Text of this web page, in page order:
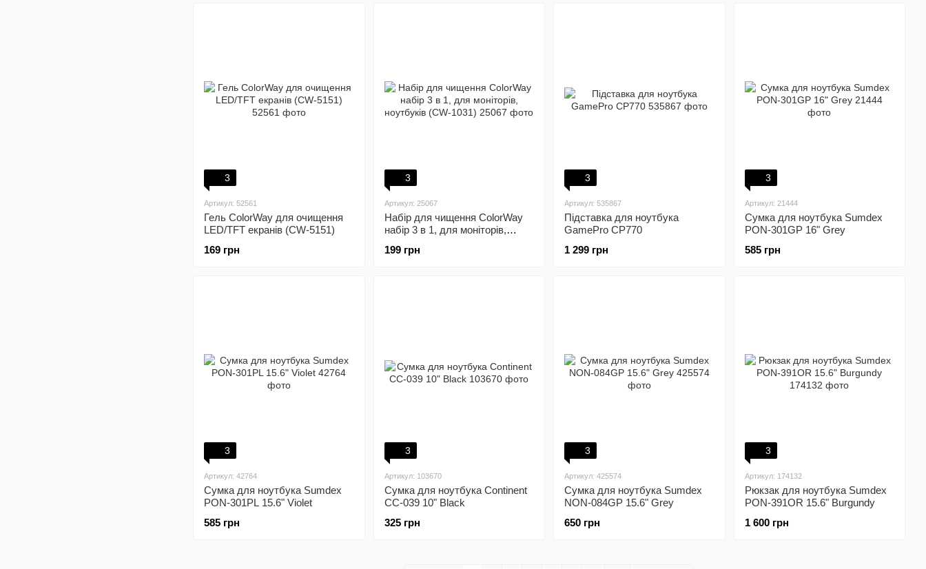
3
Артикул: 52561
Гель ColorWay для очищення
LED/TFT екранів (CW-5151)
169 грн
3
Артикул: 25067
Набір для чищення ColorWay
набір 3 в 1, для моніторів,
199 грн
3
Артикул: 535867
Підставка для ноутбука
GamePro CP770
1 299 грн
3
Артикул: 21444
Сумка для ноутбука Sumdex
PON-301GP 16" Grey
585 грн
3
Артикул: 42764
Сумка для ноутбука Sumdex
PON-301PL 15.6" Violet
585 грн
3
Артикул: 103670
Сумка для ноутбука Continent
CC-039 10" Black
325 грн
3
Артикул: 425574
Сумка для ноутбука Sumdex
NON-084GP 15.6" Grey
650 грн
3
Артикул: 174132
Рюкзак для ноутбука Sumdex
PON-391OR 15.6" Burgundy
1 600 грн